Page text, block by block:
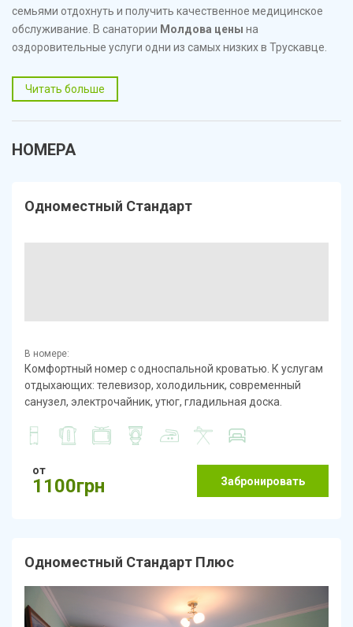
семьями отдохнуть и получить качественное медицинское
обслуживание. В санатории Молдова цены на
оздоровительные услуги одни из самых низких в Трускавце.
Читать больше
НОМЕРА
Одноместный Стандарт
В номере:
Комфортный номер с односпальной кроватью. К услугам
отдыхающих: телевизор, холодильник, современный
санузел, электрочайник, утюг, гладильная доска.
от
1100грн Забронировать
Одноместный Стандарт Плюс